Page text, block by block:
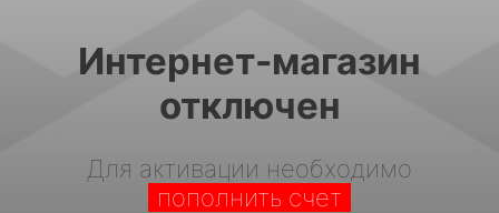
Интернет-магазин
отключен
Для активации необходимо
пополнить счет